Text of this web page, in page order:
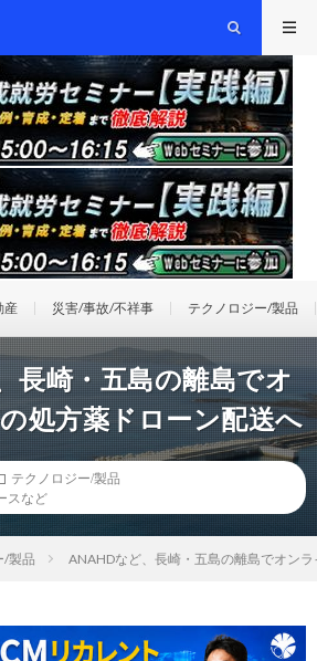
産 災害/事故/不祥事 テクノロジー/製品
長崎・五島の離島でオ
処方薬ドローン配送へ
テクノロジー/製品
スなど
/製品 ANAHDなど、長崎・五島の離島でオン